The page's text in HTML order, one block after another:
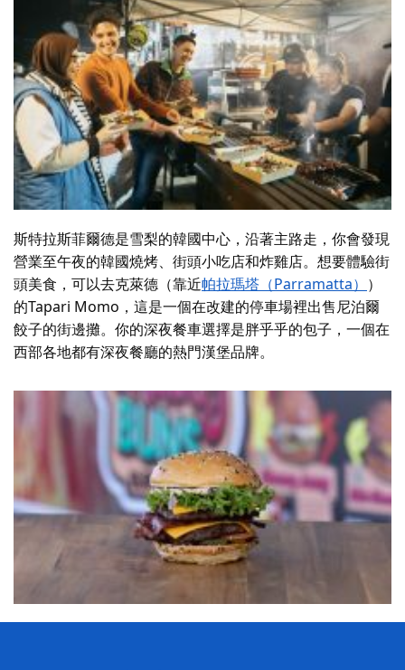
斯特拉斯菲爾德是雪梨的韓國中心，沿著主路走，你會發現
營業至午夜的韓國燒烤、街頭小吃店和炸雞店。想要體驗街
頭美食，可以去克萊德（靠近帕拉瑪塔（Parramatta） ）
的Tapari Momo，這是一個在改建的停車場裡出售尼泊爾
餃子的街邊攤。你的深夜餐車選擇是胖乎乎的包子 ，一個在
西部各地都有深夜餐廳的熱門漢堡品牌。